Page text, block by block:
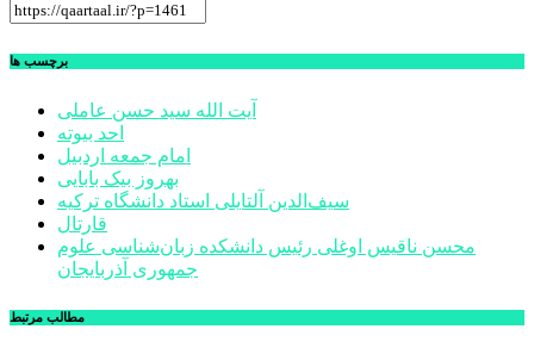
برچسب ها
آیت الله سید حسن عاملی
احد بیوته
امام جمعه اردبیل
بهروز بیک بابایی
سیف‌الدین آلتایلی استاد دانشگاه ترکیه
قارتال
محسن ناقیس اوغلی رئیس دانشکده زبان‌شناسی علوم
جمهوری آذربایجان
مطالب مرتبط